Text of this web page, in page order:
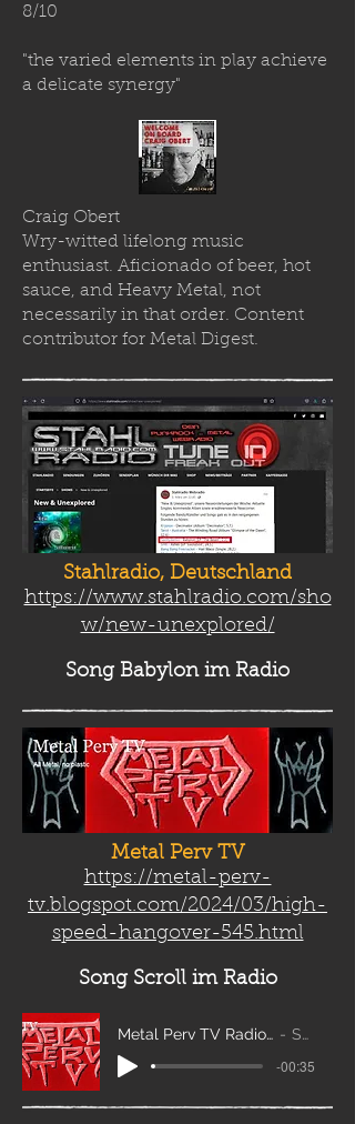
8/10
"the varied elements in play achieve
a delicate synergy"
Craig Obert
Wry-witted lifelong music
enthusiast. Aficionado of beer, hot
sauce, and Heavy Metal, not
necessarily in that order. Content
contributor for Metal Digest.
Stahlradio, Deutschland
https://www.stahlradio.com/sho
w/new-unexplored/
Song Babylonim Radio
Metal Perv TV
https://metal-perv-
tv.blogspot.com/2024/03/high-
speed-hangover-545.html
Song Scrollim Radio
Metal Perv TV Radio Scroll_edit2 Sanity
-00:35